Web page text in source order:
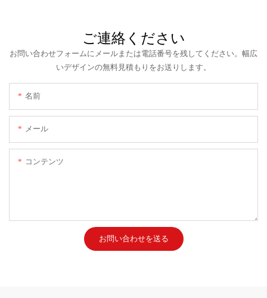
ご連絡ください
お問い合わせフォームにメールまたは電話番号を残してください。幅広
いデザインの無料見積もりをお送りします。
名前
メール
コンテンツ
お問い合わせを送る